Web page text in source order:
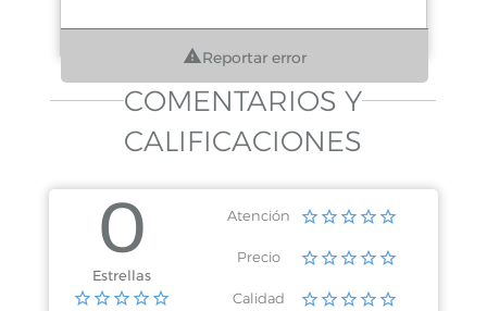
Reportar error
COMENTARIOS Y
CALIFICACIONES
0
Estrellas
Atención
Precio
Calidad